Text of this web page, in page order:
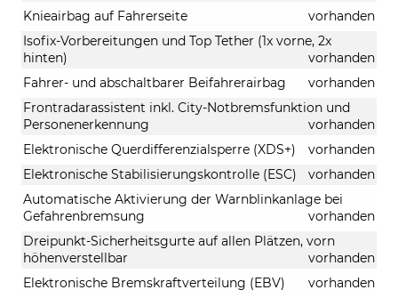
Knieairbag auf Fahrerseite
vorhanden
Isofix-Vorbereitungen und Top Tether (1x vorne, 2x
hinten)
vorhanden
Fahrer- und abschaltbarer Beifahrerairbag
vorhanden
Frontradarassistent inkl. City-Notbremsfunktion und
Personenerkennung
vorhanden
Elektronische Querdifferenzialsperre (XDS+)
vorhanden
Elektronische Stabilisierungskontrolle (ESC)
vorhanden
Automatische Aktivierung der Warnblinkanlage bei
Gefahrenbremsung
vorhanden
Dreipunkt-Sicherheitsgurte auf allen Plätzen, vorn
höhenverstellbar
vorhanden
Elektronische Bremskraftverteilung (EBV)
vorhanden